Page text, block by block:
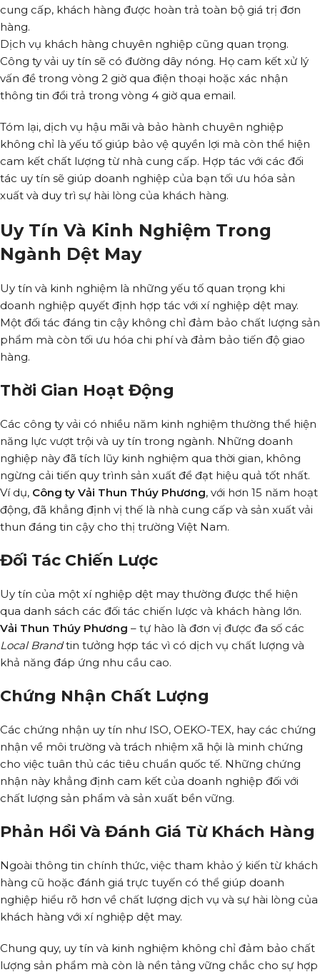
cung cấp, khách hàng được hoàn trả toàn bộ giá trị đơn
hàng.
Dịch vụ khách hàng chuyên nghiệp cũng quan trọng.
Công ty vải uy tín sẽ có đường dây nóng. Họ cam kết xử lý
vấn đề trong vòng 2 giờ qua điện thoại hoặc xác nhận
thông tin đổi trả trong vòng 4 giờ qua email.
Tóm lại, dịch vụ hậu mãi và bảo hành chuyên nghiệp
không chỉ là yếu tố giúp bảo vệ quyền lợi mà còn thể hiện
cam kết chất lượng từ nhà cung cấp. Hợp tác với các đối
tác uy tín sẽ giúp doanh nghiệp của bạn tối ưu hóa sản
xuất và duy trì sự hài lòng của khách hàng.
Uy Tín Và Kinh Nghiệm Trong
Ngành Dệt May
Uy tín và kinh nghiệm là những yếu tố quan trọng khi
doanh nghiệp quyết định hợp tác với xí nghiệp dệt may.
Một đối tác đáng tin cậy không chỉ đảm bảo chất lượng sản
phẩm mà còn tối ưu hóa chi phí và đảm bảo tiến độ giao
hàng.
Thời Gian Hoạt Động
Các công ty vải có nhiều năm kinh nghiệm thường thể hiện
năng lực vượt trội và uy tín trong ngành. Những doanh
nghiệp này đã tích lũy kinh nghiệm qua thời gian, không
ngừng cải tiến quy trình sản xuất để đạt hiệu quả tốt nhất.
Ví dụ, Công ty Vải Thun Thúy Phương, với hơn 15 năm hoạt
động, đã khẳng định vị thế là nhà cung cấp và sản xuất vải
thun đáng tin cậy cho thị trường Việt Nam.
Đối Tác Chiến Lược
Uy tín của một xí nghiệp dệt may thường được thể hiện
qua danh sách các đối tác chiến lược và khách hàng lớn.
Vải Thun Thúy Phương – tự hào là đơn vị được đa số các
Local Brandtin tưởng hợp tác vì có dịch vụ chất lượng và
khả năng đáp ứng nhu cầu cao.
Chứng Nhận Chất Lượng
Các chứng nhận uy tín như ISO, OEKO-TEX, hay các chứng
nhận về môi trường và trách nhiệm xã hội là minh chứng
cho việc tuân thủ các tiêu chuẩn quốc tế. Những chứng
nhận này khẳng định cam kết của doanh nghiệp đối với
chất lượng sản phẩm và sản xuất bền vững.
Phản Hồi Và Đánh Giá Từ Khách Hàng
Ngoài thông tin chính thức, việc tham khảo ý kiến từ khách
hàng cũ hoặc đánh giá trực tuyến có thể giúp doanh
nghiệp hiểu rõ hơn về chất lượng dịch vụ và sự hài lòng của
khách hàng với xí nghiệp dệt may.
Chung quy, uy tín và kinh nghiệm không chỉ đảm bảo chất
lượng sản phẩm mà còn là nền tảng vững chắc cho sự hợp